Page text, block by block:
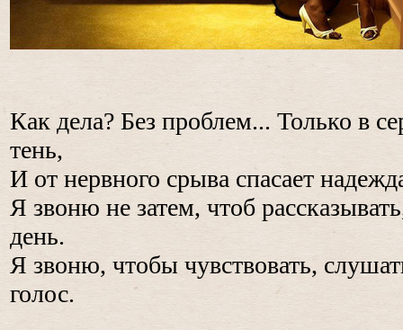
Как дела? Без проблем... Только в
тень,
И от нервного срыва спасает
Я звоню не затем, чтоб
день.
Я звоню, чтобы чувствовать,
голос.